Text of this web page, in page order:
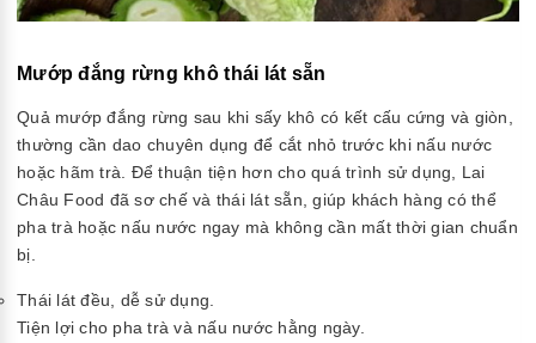
Mướp đắng rừng khô thái lát sẵn
Quả mướp đắng rừng sau khi sấy khô có kết cấu cứng và giòn,
thường cần dao chuyên dụng để cắt nhỏ trước khi nấu nước
hoặc hãm trà. Để thuận tiện hơn cho quá trình sử dụng, Lai
Châu Food đã sơ chế và thái lát sẵn, giúp khách hàng có thể
pha trà hoặc nấu nước ngay mà không cần mất thời gian chuẩn
bị.
Thái lát đều, dễ sử dụng.
Tiện lợi cho pha trà và nấu nước hằng ngày.